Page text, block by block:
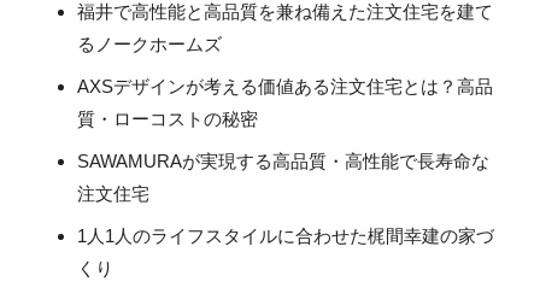
福井で高性能と高品質を兼ね備えた注文住宅を建て
るノークホームズ
AXSデザインが考える価値ある注文住宅とは？高品
質・ローコストの秘密
SAWAMURAが実現する高品質・高性能で長寿命な
注文住宅
1人1人のライフスタイルに合わせた梶間幸建の家づ
くり